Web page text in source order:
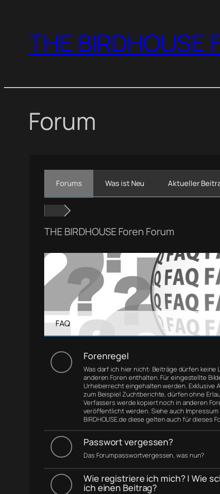
springenTHE BIRDHOUSE
Forum
Forums Was ist Neu Aktueller
THE BIRDHOUSE Foren Forum
FAQ
Forenregel
Was darf ich hier nicht: Beiträge dürfen keine
anderen Foren enthalten. Für eingestellte
Urheberrecht eingehalten werden. Exklusive
zum Beispiel Zuchtberichte, dürfen ohne
Verfassers werde kopiert noch in anderen
veröffentlicht werden. Siehe auch Impressum
BIRDHOUSE.de diese gelten auch für dieses
Passwort vergessen?
Das Forumpasswortvergessen, was nun?
Wie registriere ich mich? | Wie
ich einen Beitrag?